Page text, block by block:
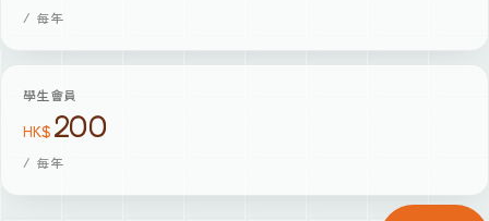
/ 每年
學生會員
HK$ 200
/ 每年